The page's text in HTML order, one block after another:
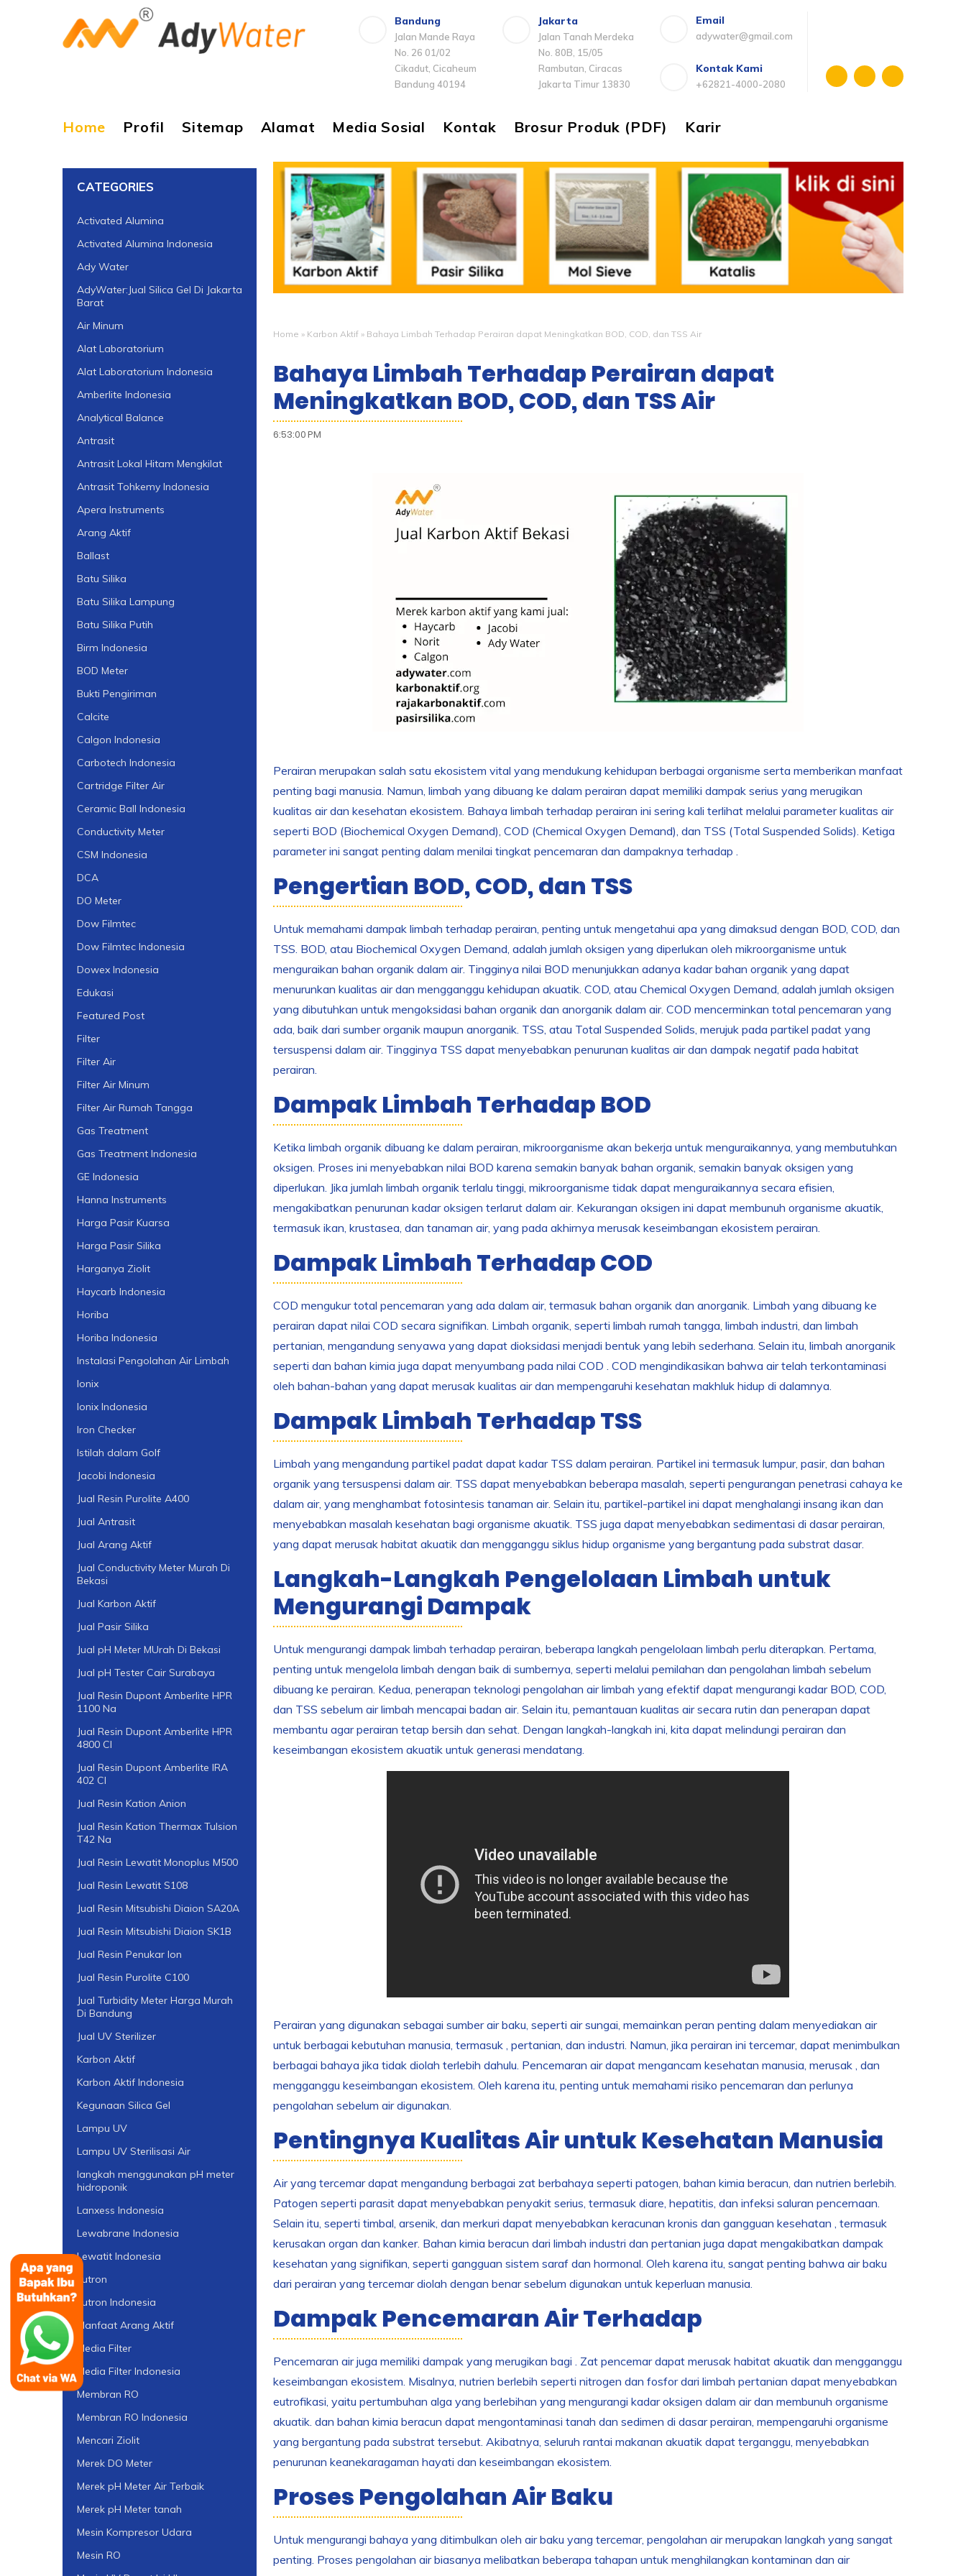
Bandung
Jalan Mande Raya
No. 26 01/02
Cikadut, Cicaheum
Bandung 40194
Jakarta
Jalan Tanah Merdeka
No. 80B, 15/05
Rambutan, Ciracas
Jakarta Timur 13830
Email
adywater@gmail.com
Kontak Kami
+62821-4000-2080
Home Profil Sitemap Alamat Media Sosial Kontak Brosur Produk (PDF) Karir
Home » Karbon Aktif» Bahaya Limbah Terhadap Perairan dapat Meningkatkan BOD, COD, dan TSS Air
Bahaya Limbah Terhadap Perairan dapat
Meningkatkan BOD, COD, dan TSS Air
6:53:00 PM
Perairan merupakan salah satu ekosistem vital yang mendukung kehidupan berbagai organisme serta memberikan manfaat
penting bagi manusia. Namun, limbah yang dibuang ke dalam perairan dapat memiliki dampak serius yang merugikan
kualitas air dan kesehatan ekosistem. Bahaya limbah terhadap perairan ini sering kali terlihat melalui parameter kualitas air
seperti BOD (Biochemical Oxygen Demand), COD (Chemical Oxygen Demand), dan TSS (Total Suspended Solids). Ketiga
parameter ini sangat penting dalam menilai tingkat pencemaran dan dampaknya terhadap .
Pengertian BOD, COD, dan TSS
Untuk memahami dampak limbah terhadap perairan, penting untuk mengetahui apa yang dimaksud dengan BOD, COD, dan
TSS. BOD, atau Biochemical Oxygen Demand, adalah jumlah oksigen yang diperlukan oleh mikroorganisme untuk
menguraikan bahan organik dalam air. Tingginya nilai BOD menunjukkan adanya kadar bahan organik yang dapat
menurunkan kualitas air dan mengganggu kehidupan akuatik. COD, atau Chemical Oxygen Demand, adalah jumlah oksigen
yang dibutuhkan untuk mengoksidasi bahan organik dan anorganik dalam air. COD mencerminkan total pencemaran yang
ada, baik dari sumber organik maupun anorganik. TSS, atau Total Suspended Solids, merujuk pada partikel padat yang
tersuspensi dalam air. Tingginya TSS dapat menyebabkan penurunan kualitas air dan dampak negatif pada habitat
perairan.
Dampak Limbah Terhadap BOD
Ketika limbah organik dibuang ke dalam perairan, mikroorganisme akan bekerja untuk menguraikannya, yang membutuhkan
oksigen. Proses ini menyebabkan nilai BOD karena semakin banyak bahan organik, semakin banyak oksigen yang
diperlukan. Jika jumlah limbah organik terlalu tinggi, mikroorganisme tidak dapat menguraikannya secara efisien,
mengakibatkan penurunan kadar oksigen terlarut dalam air. Kekurangan oksigen ini dapat membunuh organisme akuatik,
termasuk ikan, krustasea, dan tanaman air, yang pada akhirnya merusak keseimbangan ekosistem perairan.
Dampak Limbah Terhadap COD
COD mengukur total pencemaran yang ada dalam air, termasuk bahan organik dan anorganik. Limbah yang dibuang ke
perairan dapat nilai COD secara signifikan. Limbah organik, seperti limbah rumah tangga, limbah industri, dan limbah
pertanian, mengandung senyawa yang dapat dioksidasi menjadi bentuk yang lebih sederhana. Selain itu, limbah anorganik
seperti dan bahan kimia juga dapat menyumbang pada nilai COD . COD mengindikasikan bahwa air telah terkontaminasi
oleh bahan-bahan yang dapat merusak kualitas air dan mempengaruhi kesehatan makhluk hidup di dalamnya.
Dampak Limbah Terhadap TSS
Limbah yang mengandung partikel padat dapat kadar TSS dalam perairan. Partikel ini termasuk lumpur, pasir, dan bahan
organik yang tersuspensi dalam air. TSS dapat menyebabkan beberapa masalah, seperti pengurangan penetrasi cahaya ke
dalam air, yang menghambat fotosintesis tanaman air. Selain itu, partikel-partikel ini dapat menghalangi insang ikan dan
menyebabkan masalah kesehatan bagi organisme akuatik. TSS juga dapat menyebabkan sedimentasi di dasar perairan,
yang dapat merusak habitat akuatik dan mengganggu siklus hidup organisme yang bergantung pada substrat dasar.
Langkah-Langkah Pengelolaan Limbah untuk
Mengurangi Dampak
Untuk mengurangi dampak limbah terhadap perairan, beberapa langkah pengelolaan limbah perlu diterapkan. Pertama,
penting untuk mengelola limbah dengan baik di sumbernya, seperti melalui pemilahan dan pengolahan limbah sebelum
dibuang ke perairan. Kedua, penerapan teknologi pengolahan air limbah yang efektif dapat mengurangi kadar BOD, COD,
dan TSS sebelum air limbah mencapai badan air. Selain itu, pemantauan kualitas air secara rutin dan penerapan dapat
membantu agar perairan tetap bersih dan sehat. Dengan langkah-langkah ini, kita dapat melindungi perairan dan
keseimbangan ekosistem akuatik untuk generasi mendatang.
Perairan yang digunakan sebagai sumber air baku, seperti air sungai, memainkan peran penting dalam menyediakan air
untuk berbagai kebutuhan manusia, termasuk , pertanian, dan industri. Namun, jika perairan ini tercemar, dapat menimbulkan
berbagai bahaya jika tidak diolah terlebih dahulu. Pencemaran air dapat mengancam kesehatan manusia, merusak , dan
mengganggu keseimbangan ekosistem. Oleh karena itu, penting untuk memahami risiko pencemaran dan perlunya
pengolahan sebelum air digunakan.
Pentingnya Kualitas Air untuk Kesehatan Manusia
Air yang tercemar dapat mengandung berbagai zat berbahaya seperti patogen, bahan kimia beracun, dan nutrien berlebih.
Patogen seperti parasit dapat menyebabkan penyakit serius, termasuk diare, hepatitis, dan infeksi saluran pencernaan.
Selain itu, seperti timbal, arsenik, dan merkuri dapat menyebabkan keracunan kronis dan gangguan kesehatan , termasuk
kerusakan organ dan kanker. Bahan kimia beracun dari limbah industri dan pertanian juga dapat mengakibatkan dampak
kesehatan yang signifikan, seperti gangguan sistem saraf dan hormonal. Oleh karena itu, sangat penting bahwa air baku
dari perairan yang tercemar diolah dengan benar sebelum digunakan untuk keperluan manusia.
Dampak Pencemaran Air Terhadap
Pencemaran air juga memiliki dampak yang merugikan bagi . Zat pencemar dapat merusak habitat akuatik dan mengganggu
keseimbangan ekosistem. Misalnya, nutrien berlebih seperti nitrogen dan fosfor dari limbah pertanian dapat menyebabkan
eutrofikasi, yaitu pertumbuhan alga yang berlebihan yang mengurangi kadar oksigen dalam air dan membunuh organisme
akuatik. dan bahan kimia beracun dapat mengontaminasi tanah dan sedimen di dasar perairan, mempengaruhi organisme
yang bergantung pada substrat tersebut. Akibatnya, seluruh rantai makanan akuatik dapat terganggu, menyebabkan
penurunan keanekaragaman hayati dan keseimbangan ekosistem.
Proses Pengolahan Air Baku
Untuk mengurangi bahaya yang ditimbulkan oleh air baku yang tercemar, pengolahan air merupakan langkah yang sangat
penting. Proses pengolahan air biasanya melibatkan beberapa tahapan untuk menghilangkan kontaminan dan air
CATEGORIES
Activated Alumina
Activated Alumina Indonesia
Ady Water
AdyWater:Jual Silica Gel Di Jakarta
Barat
Air Minum
Alat Laboratorium
Alat Laboratorium Indonesia
Amberlite Indonesia
Analytical Balance
Antrasit
Antrasit Lokal Hitam Mengkilat
Antrasit Tohkemy Indonesia
Apera Instruments
Arang Aktif
Ballast
Batu Silika
Batu Silika Lampung
Batu Silika Putih
Birm Indonesia
BOD Meter
Bukti Pengiriman
Calcite
Calgon Indonesia
Carbotech Indonesia
Cartridge Filter Air
Ceramic Ball Indonesia
Conductivity Meter
CSM Indonesia
DCA
DO Meter
Dow Filmtec
Dow Filmtec Indonesia
Dowex Indonesia
Edukasi
Featured Post
Filter
Filter Air
Filter Air Minum
Filter Air Rumah Tangga
Gas Treatment
Gas Treatment Indonesia
GE Indonesia
Hanna Instruments
Harga Pasir Kuarsa
Harga Pasir Silika
Harganya Ziolit
Haycarb Indonesia
Horiba
Horiba Indonesia
Instalasi Pengolahan Air Limbah
Ionix
Ionix Indonesia
Iron Checker
Istilah dalam Golf
Jacobi Indonesia
Jual Resin Purolite A400
Jual Antrasit
Jual Arang Aktif
Jual Conductivity Meter Murah Di
Bekasi
Jual Karbon Aktif
Jual Pasir Silika
Jual pH Meter MUrah Di Bekasi
Jual pH Tester Cair Surabaya
Jual Resin Dupont Amberlite HPR
1100 Na
Jual Resin Dupont Amberlite HPR
4800 Cl
Jual Resin Dupont Amberlite IRA
402 Cl
Jual Resin Kation Anion
Jual Resin Kation Thermax Tulsion
T42 Na
Jual Resin Lewatit Monoplus M500
Jual Resin Lewatit S108
Jual Resin Mitsubishi Diaion SA20A
Jual Resin Mitsubishi Diaion SK1B
Jual Resin Penukar Ion
Jual Resin Purolite C100
Jual Turbidity Meter Harga Murah
Di Bandung
Jual UV Sterilizer
Karbon Aktif
Karbon Aktif Indonesia
Kegunaan Silica Gel
Lampu UV
Lampu UV Sterilisasi Air
langkah menggunakan pH meter
hidroponik
Lanxess Indonesia
Lewabrane Indonesia
Lewatit Indonesia
Lutron
Lutron Indonesia
Manfaat Arang Aktif
Media Filter
Media Filter Indonesia
Membran RO
Membran RO Indonesia
Mencari Ziolit
Merek DO Meter
Merek pH Meter Air Terbaik
Merek pH Meter tanah
Mesin Kompresor Udara
Mesin RO